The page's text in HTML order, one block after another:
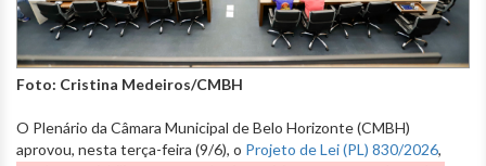
Foto: Cristina Medeiros/CMBH
O Plenário da Câmara Municipal de Belo Horizonte (CMBH)
aprovou, nesta terça-feira (9/6), o Projeto de Lei (PL) 830/2026,